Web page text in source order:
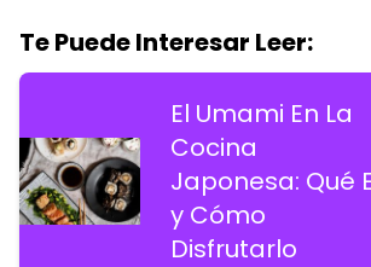
Te Puede Interesar Leer:
El Umami En La
Cocina
Japonesa: Qué
y Cómo
Disfrutarlo